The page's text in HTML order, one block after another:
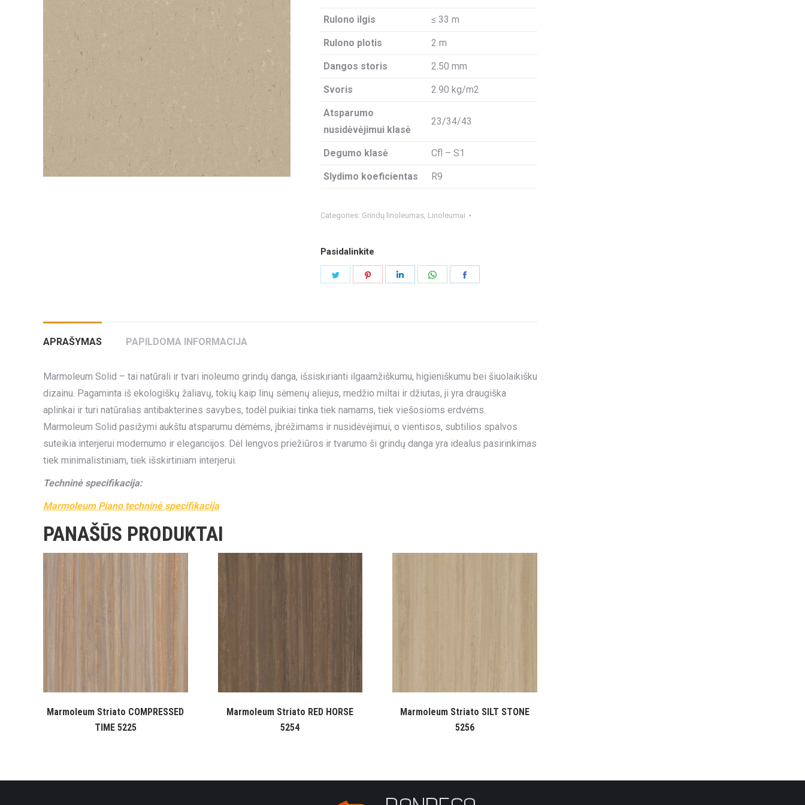
Rulono ilgis ≤ 33 m
Rulono plotis 2 m
Dangos storis 2.50 mm
Svoris 2.90 kg/m2
Atsparumo
nusidėvėjimui klasė
23/34/43
Degumo klasė Cfl – S1
Slydimo koeficientas R9
Categories: Grindų linoleumas, Linoleumai
Pasidalinkite
Share
Share
APRAŠYMAS PAPILDOMA INFORMACIJA
Marmoleum Solid – tai natūrali ir tvari inoleumo grindų danga, išsiskirianti ilgaamžiškumu, higieniškumu bei šiuolaikišku
dizainu. Pagaminta iš ekologiškų žaliavų, tokių kaip linų sėmenų aliejus, medžio miltai ir džiutas, ji yra draugiška
aplinkai ir turi natūralias antibakterines savybes, todėl puikiai tinka tiek namams, tiek viešosioms erdvėms.
Marmoleum Solid pasižymi aukštu atsparumu dėmėms, įbrėžimams ir nusidėvėjimui, o vientisos, subtilios spalvos
suteikia interjerui modernumo ir elegancijos. Dėl lengvos priežiūros ir tvarumo ši grindų danga yra idealus pasirinkimas
tiek minimalistiniam, tiek išskirtiniam interjerui.
Techninė specifikacija:
Marmoleum Piano techninė specifikacija
PANAŠŪS PRODUKTAI
Marmoleum Striato COMPRESSED
TIME 5225
Marmoleum Striato RED HORSE
5254
Marmoleum Striato SILT STONE
5256